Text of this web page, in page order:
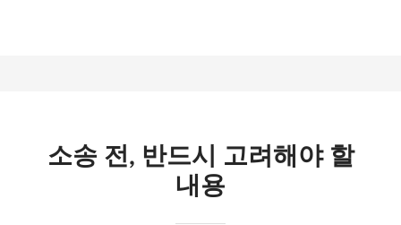
소송 전, 반드시 고려해야 할
내용